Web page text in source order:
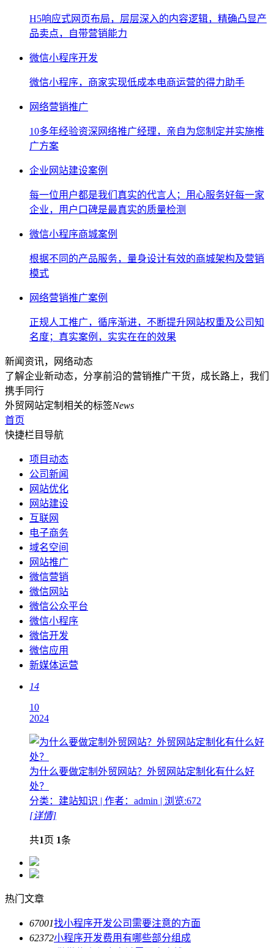
H5响应式网页布局，层层深入的内容逻辑，精确凸显产
品卖点，自带营销能力
微信小程序开发
微信小程序，商家实现低成本电商运营的得力助手
网络营销推广
10多年经验资深网络推广经理，亲自为您制定并实施推
广方案
企业网站建设案例
每一位用户都是我们真实的代言人；用心服务好每一家
企业，用户口碑是最真实的质量检测
微信小程序商城案例
根据不同的产品服务，量身设计有效的商城架构及营销
模式
网络营销推广案例
正规人工推广，循序渐进，不断提升网站权重及公司知
名度；真实案例，实实在在的效果
新闻资讯，网络动态
了解企业新动态，分享前沿的营销推广干货，成长路上，我们
携手同行
外贸网站定制相关的标签News
首页
快捷栏目导航
项目动态
公司新闻
网站优化
网站建设
互联网
电子商务
域名空间
网站推广
微信营销
微信网站
微信公众平台
微信小程序
微信开发
微信应用
新媒体运营
14
10
2024
为什么要做定制外贸网站？外贸网站定制化有什么好
处？
分类：建站知识 | 作者：admin | 浏览:672
[详情]
共1页 1条
热门文章
67001找小程序开发公司需要注意的方面
62372小程序开发费用有哪些部分组成